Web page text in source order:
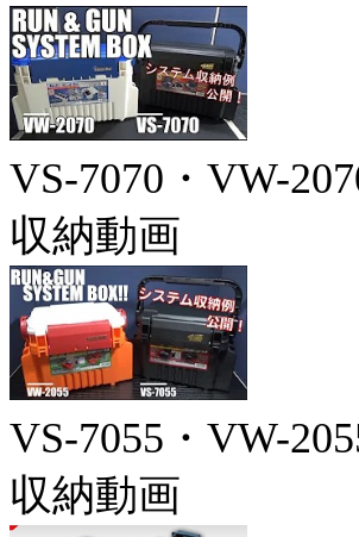
VS-7070・VW-
収納動画
VS-7055・VW-
収納動画